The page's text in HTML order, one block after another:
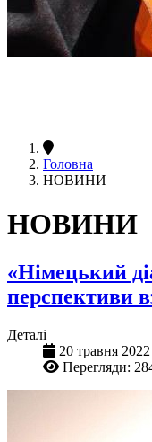
Головна
НОВИНИ
НОВИНИ
«Німецький
перспективи
Деталі
20 травня 2022
Перегляди: